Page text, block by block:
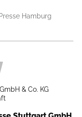
Hamburg
& Co. KG